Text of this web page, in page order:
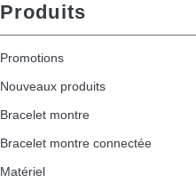
Produits
Promotions
Nouveaux produits
Bracelet montre
Bracelet montre connectée
Matériel